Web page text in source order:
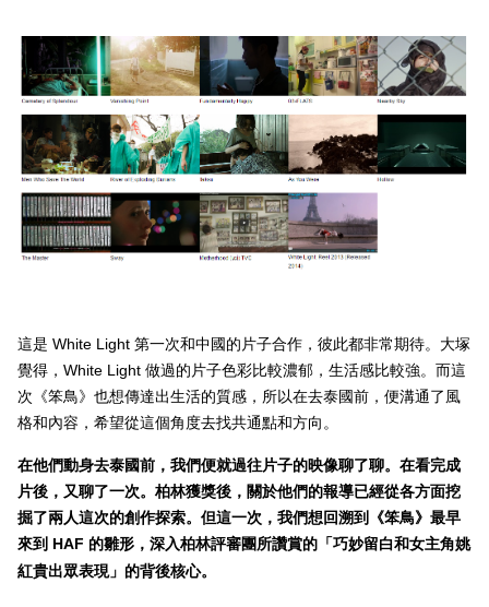
這是 White Light 第一次和中國的片子合作，彼此都非常期待。大塚
覺得， White Light 做過的片子色彩比較濃郁，生活感比較強。而這
次《笨鳥》也想傳達出生活的質感，所以在去泰國前，便溝通了風
格和內容，希望從這個角度去找共通點和方向。
在他們動身去泰國前，我們便就過往片子的映像聊了聊。在看完成
片後，又聊了一次。柏林獲獎後，關於他們的報導已經從各方面挖
掘了兩人這次的創作探索。但這一次，我們想回溯到《笨鳥》最早
來到 HAF 的雛形，深入柏林評審團所讚賞的「巧妙留白和女主角姚
紅貴出眾表現」的背後核心。